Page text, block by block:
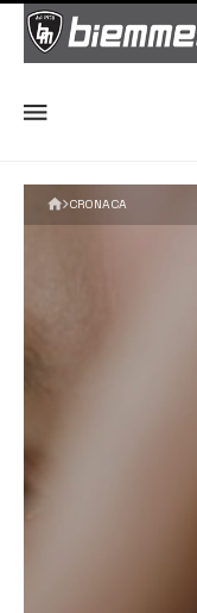
CRONACA